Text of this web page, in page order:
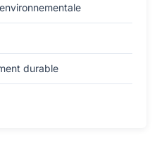
durable